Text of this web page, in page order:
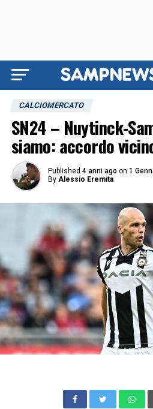
CALCIOMERCATO
SN24 – Nuytinck-
siamo: accordo
Published 4 anni ago on 1
By Alessio Eremita